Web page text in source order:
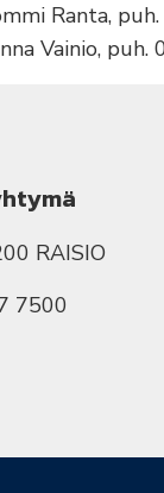
Ranta,
Vainio,
RAISIO
7500